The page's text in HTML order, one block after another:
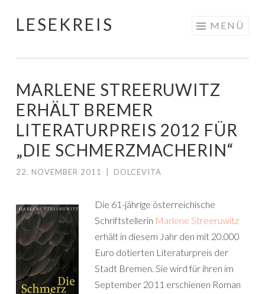
Springe
LESEKREIS MENÜ
MARLENE STREERUWITZ
ERHÄLT BREMER
LITERATURPREIS 2012 FÜR
„DIE SCHMERZMACHERIN“
22. NOVEMBER 2011 DOLCEVITA
Die 61-jährige österreichische
Schriftstellerin Marlene Streeruwitz
erhält in diesem Jahr den mit 20.000
Euro dotierten Literaturpreis der
Stadt Bremen. Sie wird für ihren im
September 2011 erschienen Roman